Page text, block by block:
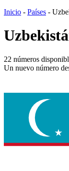
Inicio - Países -
22 números
Un nuevo número